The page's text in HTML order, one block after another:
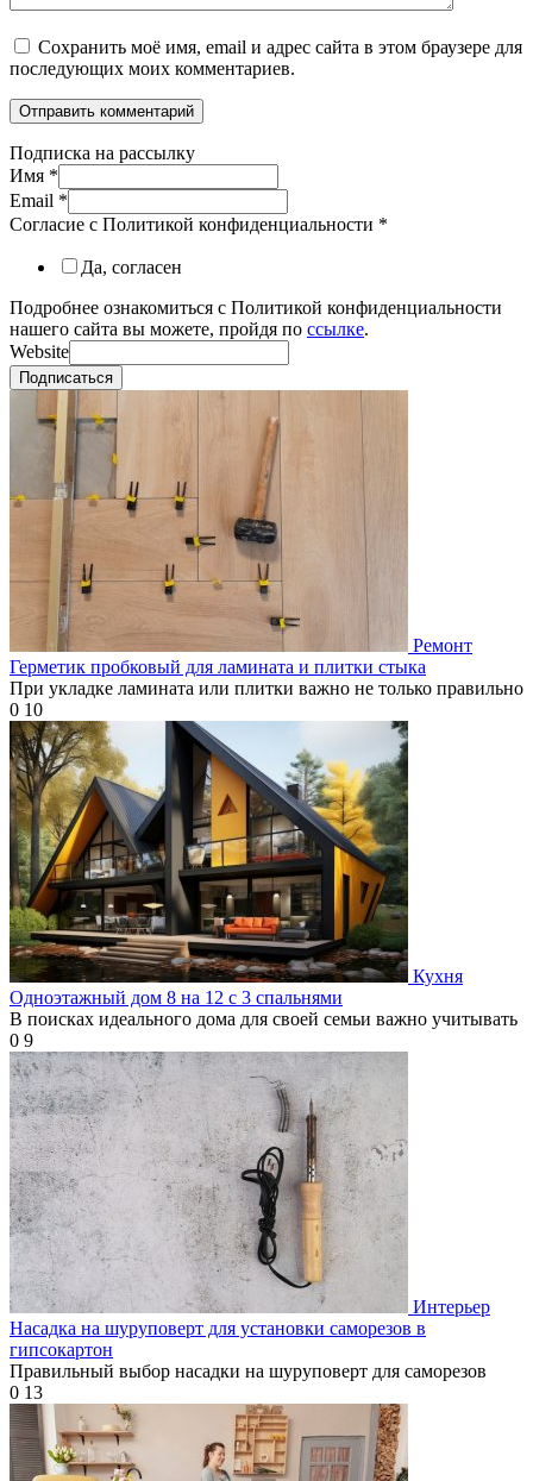
Сохранить моё имя, email и адрес сайта в этом браузере для
последующих моих комментариев.
Подписка на рассылку
Имя *
Email *
Согласие с Политикой конфиденциальности *
Да, согласен
Подробнее ознакомиться с Политикой конфиденциальности
нашего сайта вы можете, пройдя по ссылке.
Website
Подписаться
Ремонт
Герметик пробковый для ламината и плитки стыка
При укладке ламината или плитки важно не только правильно
0 10
Кухня
Одноэтажный дом 8 на 12 с 3 спальнями
В поисках идеального дома для своей семьи важно учитывать
0 9
Интерьер
Насадка на шуруповерт для установки саморезов в
гипсокартон
Правильный выбор насадки на шуруповерт для саморезов
0 13